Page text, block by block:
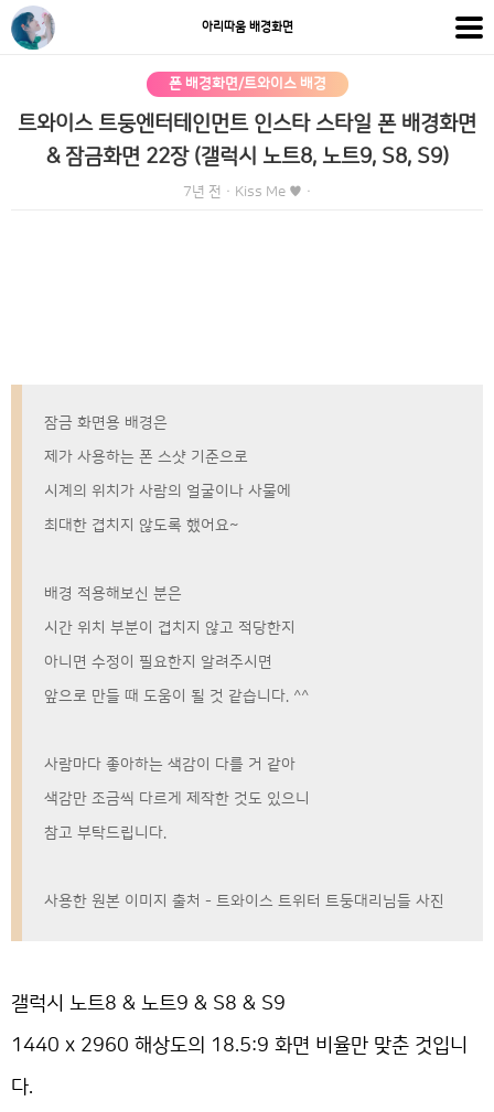
아리따움 배경화면
폰 배경화면/트와이스 배경
트와이스 트둥엔터테인먼트 인스타 스타일 폰 배경화면
& 잠금화면 22장 (갤럭시 노트8, 노트9, S8, S9)
7년 전 · Kiss Me ♥ ·
잠금 화면용 배경은
제가 사용하는 폰 스샷 기준으로
시계의 위치가 사람의 얼굴이나 사물에
최대한 겹치지 않도록 했어요~
배경 적용해보신 분은
시간 위치 부분이 겹치지 않고 적당한지
아니면 수정이 필요한지 알려주시면
앞으로 만들 때 도움이 될 것 같습니다. ^^
사람마다 좋아하는 색감이 다를 거 같아
색감만 조금씩 다르게 제작한 것도 있으니
참고 부탁드립니다.
사용한 원본 이미지 출처 - 트와이스 트위터 트둥대리님들 사진
갤럭시 노트8 & 노트9 & S8 & S9
1440 x 2960 해상도의 18.5:9 화면 비율만 맞춘 것입니
다.